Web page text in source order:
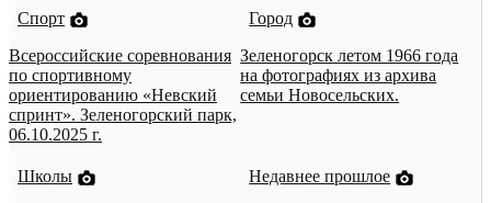
Спорт
Всероссийские соревнования
по спортивному
ориентированию «Невский
спринт». Зеленогорский парк,
06.10.2025 г.
Город
Зеленогорск летом 1966 года
на фотографиях из архива
семьи Новосельских.
Школы
Недавнее прошлое